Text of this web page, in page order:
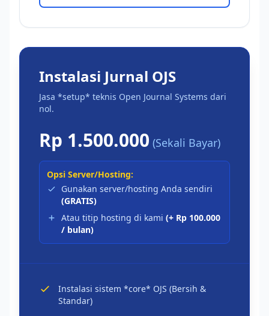
Instalasi Jurnal OJS
Jasa *setup* teknis Open Journal Systems dari
nol.
Rp 1.500.000 (Sekali Bayar)
Opsi Server/Hosting:
Gunakan server/hosting Anda sendiri
(GRATIS)
Atau titip hosting di kami (+ Rp 100.000
/ bulan)
Instalasi sistem *core* OJS (Bersih &
Standar)